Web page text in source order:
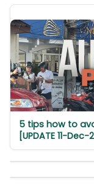
5 tips how to
[UPDATE 11-Dec-